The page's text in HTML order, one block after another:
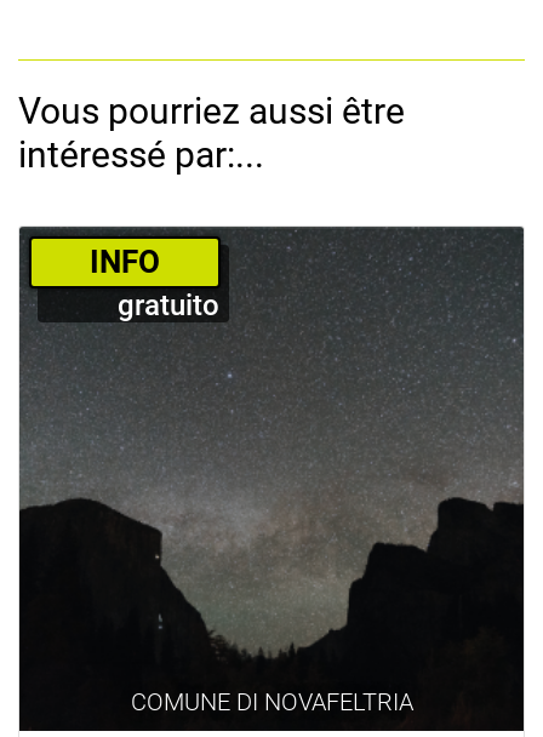
Vous pourriez aussi être
intéressé par:...
COMUNE DI NOVAFELTRIA
­INFO
gratuito